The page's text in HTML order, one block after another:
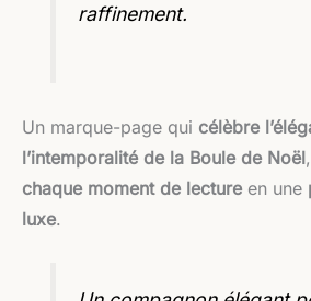
raffinement.
Un marque-page qui célèbre
l’intemporalité de la Boule de Noël
chaque moment de lectureen une
luxe.